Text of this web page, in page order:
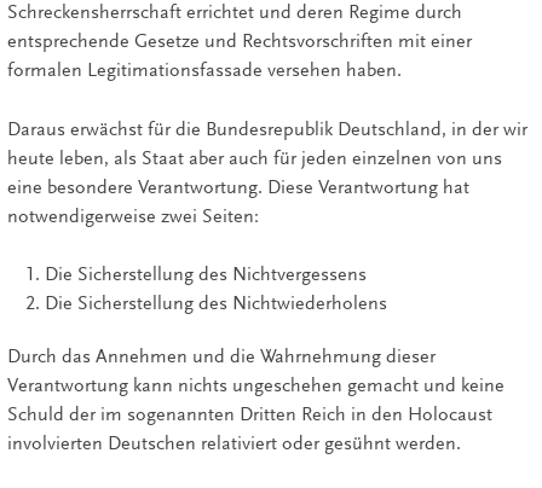
Schreckensherrschaft errichtet und deren Regime durch
entsprechende Gesetze und Rechtsvorschriften mit einer
formalen Legitimationsfassade versehen haben.
Daraus erwächst für die Bundesrepublik Deutschland, in der wir
heute leben, als Staat aber auch für jeden einzelnen von uns
eine besondere Verantwortung. Diese Verantwortung hat
notwendigerweise zwei Seiten:
Die Sicherstellung des Nichtvergessens
Die Sicherstellung des Nichtwiederholens
Durch das Annehmen und die Wahrnehmung dieser
Verantwortung kann nichts ungeschehen gemacht und keine
Schuld der im sogenannten Dritten Reich in den Holocaust
involvierten Deutschen relativiert oder gesühnt werden.